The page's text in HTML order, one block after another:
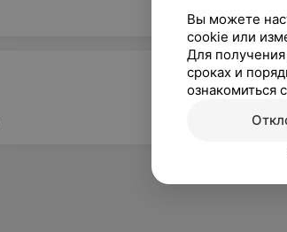
Вы можете
cookie или
Для
сроках и
ознакомиться